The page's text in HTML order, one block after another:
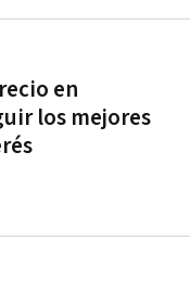
en
los mejores